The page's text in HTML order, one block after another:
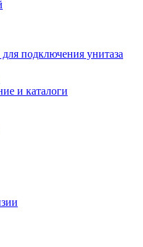
подключения унитаза
и каталоги